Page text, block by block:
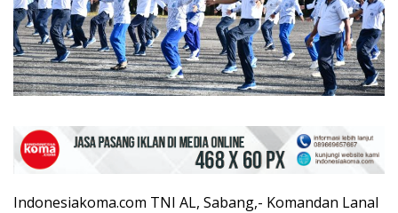
Indonesiakoma.com TNI AL, Sabang,- Komandan Lanal